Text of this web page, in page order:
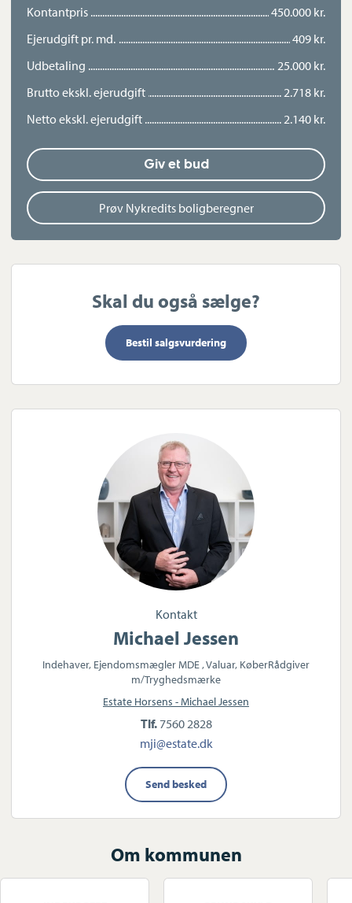
Kontantpris
450.000 kr.
Ejerudgift pr. md.
409 kr.
Udbetaling
25.000 kr.
Brutto ekskl. ejerudgift
2.718 kr.
Netto ekskl. ejerudgift
2.140 kr.
Giv et bud
Prøv Nykredits boligberegner
Skal du også sælge?
Bestil salgsvurdering
Kontakt
Michael Jessen
Indehaver, Ejendomsmægler MDE , Valuar, KøberRådgiver
m/Tryghedsmærke
Estate Horsens - Michael Jessen
Tlf. 7560 2828
mji@estate.dk
Send besked
Om kommunen